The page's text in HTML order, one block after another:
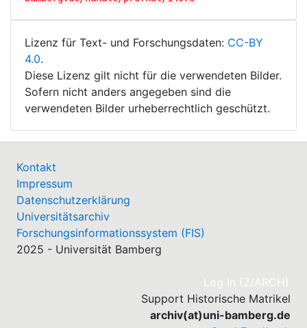
Lizenz für Text- und Forschungsdaten: CC-BY
4.0.
Diese Lizenz gilt nicht für die verwendeten Bilder.
Sofern nicht anders angegeben sind die
verwendeten Bilder urheberrechtlich geschützt.
Kontakt
Impressum
Datenschutzerklärung
Universitätsarchiv
Forschungsinformationssystem (FIS)
2025 - Universität Bamberg
Log In (Z/ARCH)
Support Historische Matrikel
archiv(at)uni-bamberg.de